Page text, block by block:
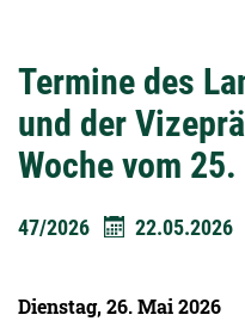
Termine des
und der
Woche vom
47/2026 22.05.2026
Dienstag, 26. Mai 2026